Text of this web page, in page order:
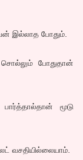
இல்லாத போதும்.
போதுதான்
மூடு
வசதியில்லையாம்.